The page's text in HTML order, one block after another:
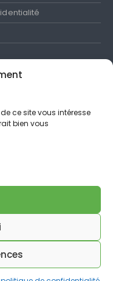
ce site vous intéresse
bien vous
et à les commenter